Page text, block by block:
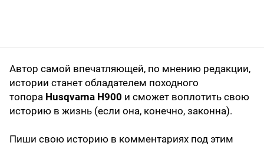
Автор самой впечатляющей, по мнению редакции,
истории станет обладателем походного
топора Husqvarna H900 и сможет воплотить свою
историю в жизнь (если она, конечно, законна).
Пиши свою историю в комментариях под этим